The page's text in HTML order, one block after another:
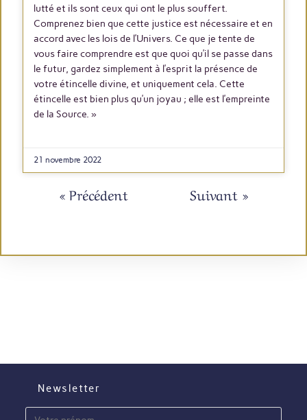
lutté et ils sont ceux qui ont le plus souffert.
Comprenez bien que cette justice est nécessaire et en
accord avec les lois de l’Univers. Ce que je tente de
vous faire comprendre est que quoi qu’il se passe dans
le futur, gardez simplement à l’esprit la présence de
votre étincelle divine, et uniquement cela. Cette
étincelle est bien plus qu’un joyau ; elle est l’empreinte
de la Source. »
21 novembre 2022
« Précédent Suivant »
Newsletter